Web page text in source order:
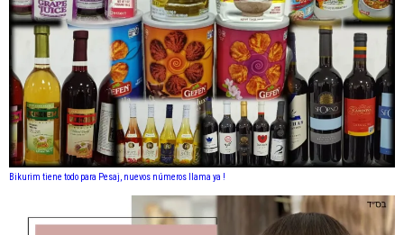
Bikurim tiene todo para Pesaj, nuevos números llama ya !